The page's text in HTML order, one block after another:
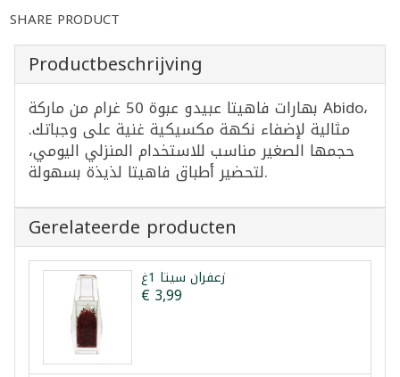
SHARE PRODUCT
Productbeschrijving
بهارات فاهيتا عبيدو عبوة 50 غرام من ماركة Abido،
مثالية لإضفاء نكهة مكسيكية غنية على وجباتك.
حجمها الصغير مناسب للاستخدام المنزلي اليومي،
لتحضير أطباق فاهيتا لذيذة بسهولة.
Gerelateerde producten
زعفران سيتا 1غ
€ 3,99